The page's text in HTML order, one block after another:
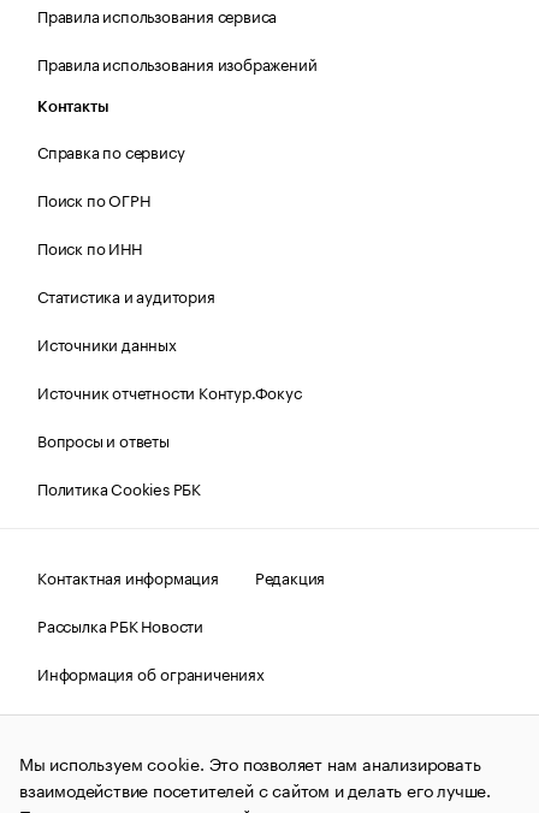
Правила использования сервиса
Правила использования изображений
Контакты
Справка по сервису
Поиск по ОГРН
Поиск по ИНН
Статистика и аудитория
Источники данных
Источник отчетности Контур.Фокус
Вопросы и ответы
Политика Cookies РБК
Контактная информация
Редакция
Рассылка РБК Новости
Информация об ограничениях
Правовая информация
О соблюдении авторских прав
© АО «РОСБИЗНЕСКОНСАЛТИНГ»,1995–2026.Сообщения
и материалы информационного агентства «РБК»
(зарегистрировано Федеральной службой по надзору в сфере
Мы используем cookie. Это позволяет нам анализировать
взаимодействие посетителей с сайтом и делать его лучше.